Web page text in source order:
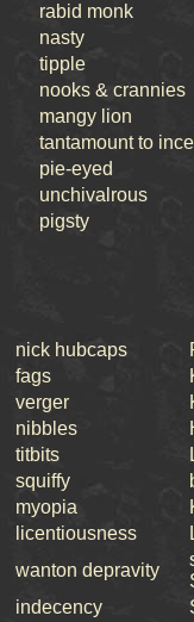
rabid monk
nasty
tipple
nooks & crannies
mangy lion
tantamount to
pie-eyed
unchivalrous
pigsty
nick hubcaps
fags
verger
nibbles
titbits
squiffy
myopia
licentiousness
wanton depravity
indecency